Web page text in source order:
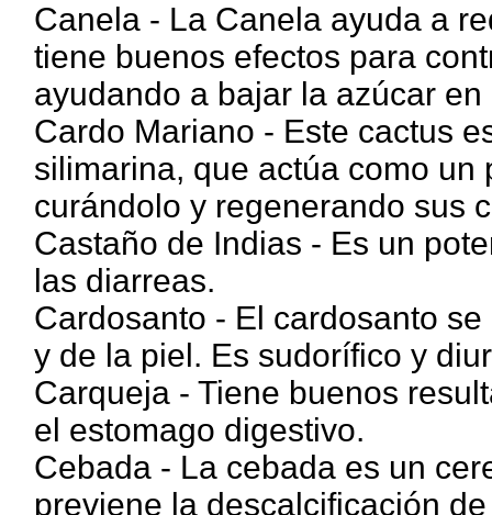
Canela - La Canela ayuda a
tiene buenos efectos para
ayudando a bajar la azúcar en
Cardo Mariano - Este cactus
silimarina, que actúa como
curándolo y regenerando sus
Castaño de Indias - Es un
las diarreas.
Cardosanto - El cardosanto
y de la piel. Es sudorífico y
Carqueja - Tiene buenos
el estomago digestivo.
Cebada - La cebada es un
previene la descalcificación